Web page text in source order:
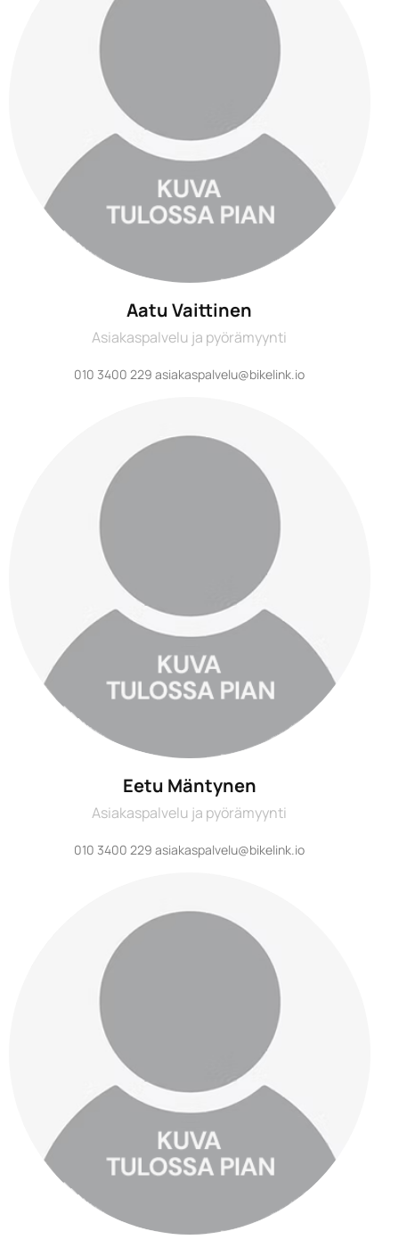
Aatu Vaittinen
Asiakaspalvelu ja pyörämyynti
010 3400 229 asiakaspalvelu@bikelink.io
Eetu Mäntynen
Asiakaspalvelu ja pyörämyynti
010 3400 229 asiakaspalvelu@bikelink.io